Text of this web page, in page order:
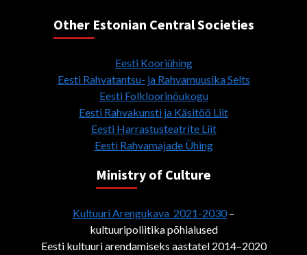
Other Estonian Central Societies
Eesti Kooriühing
Eesti Rahvatantsu- ja Rahvamuusika Selts
Eesti Folkloorinõukogu
Eesti Rahvakunsti ja Käsitöö Liit
Eesti Harrastusteatrite Liit
Eesti Rahvamajade Ühing
Ministry of Culture
Kultuuri Arengukava 2021-2030–
kultuuripoliitika põhialused
Eesti kultuuri arendamiseks aastatel 2014–2020